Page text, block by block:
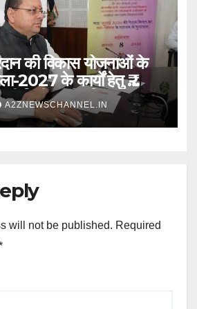
की विकास योजनाओं के
2027 के कार्यों हेतु ₹
वित्तीय स्वीकृति
A2ZNEWSCHANNEL.IN
will not be published. Required